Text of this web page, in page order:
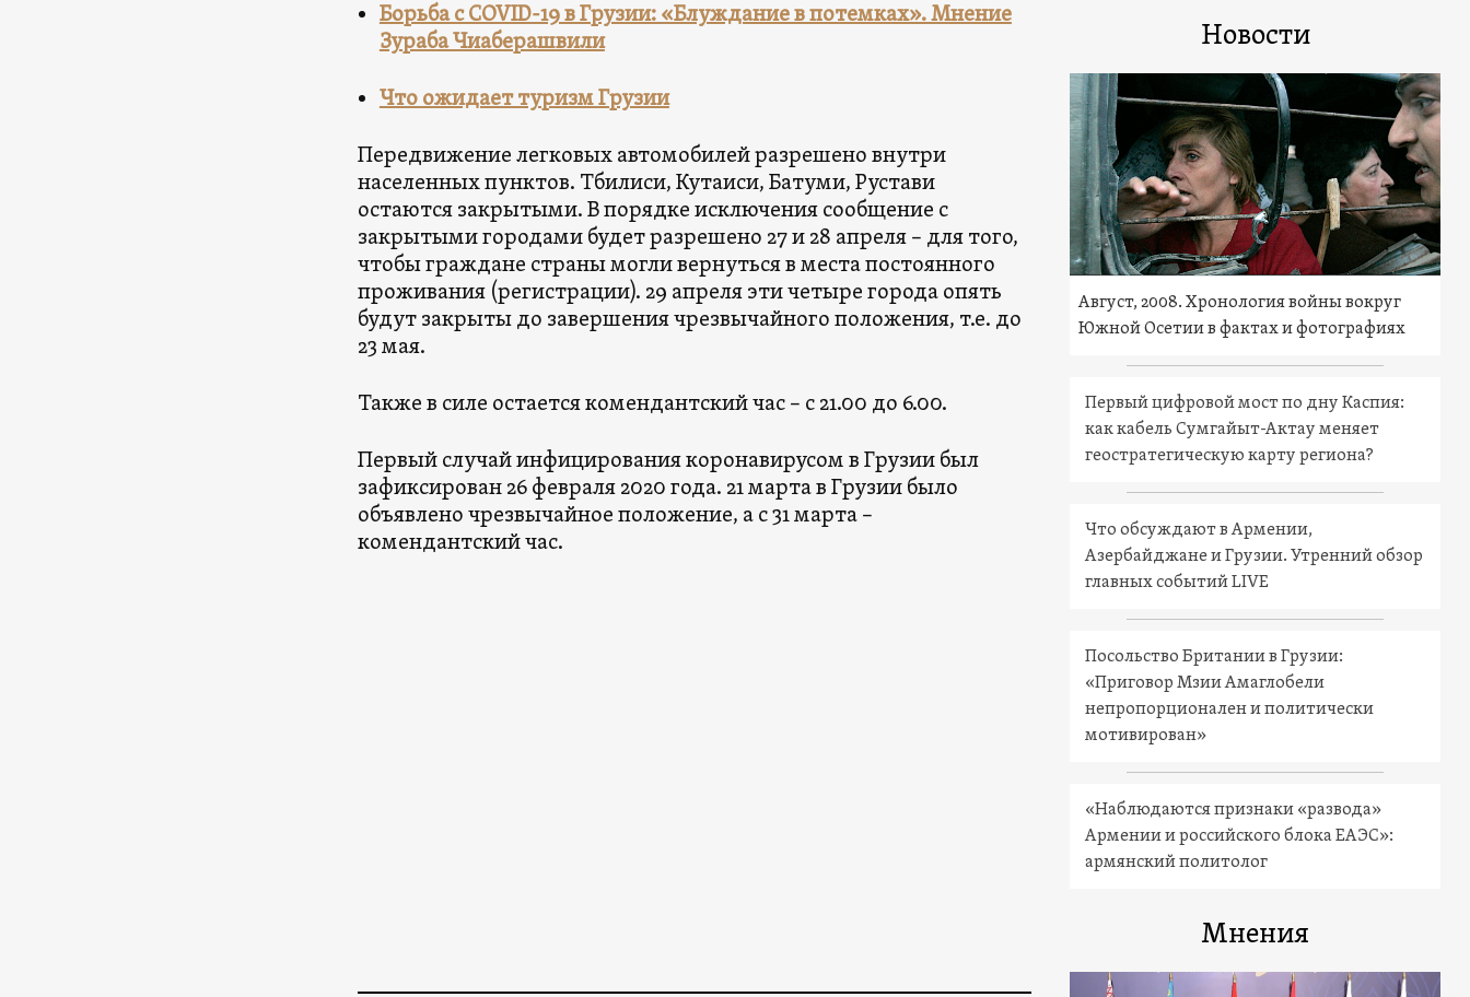
Борьба с COVID-19 в Грузии: «Блуждание в потемках». Мнение
Зураба Чиаберашвили
Что ожидает туризм Грузии
Передвижение легковых автомобилей разрешено внутри
населенных пунктов. Тбилиси, Кутаиси, Батуми, Рустави
остаются закрытыми. В порядке исключения сообщение с
закрытыми городами будет разрешено 27 и 28 апреля – для того,
чтобы граждане страны могли вернуться в места постоянного
проживания (регистрации). 29 апреля эти четыре города опять
будут закрыты до завершения чрезвычайного положения, т.е. до
23 мая.
Также в силе остается комендантский час – с 21.00 до 6.00.
Первый случай инфицирования коронавирусом в Грузии был
зафиксирован 26 февраля 2020 года. 21 марта в Грузии было
объявлено чрезвычайное положение, а с 31 марта –
комендантский час.
Новости
Август, 2008. Хронология войны вокруг
Южной Осетии в фактах и фотографиях
Первый цифровой мост по дну Каспия:
как кабель Сумгайыт-Актау меняет
геостратегическую карту региона?
Что обсуждают в Армении,
Азербайджане и Грузии. Утренний обзор
главных событий LIVE
Посольство Британии в Грузии:
«Приговор Мзии Амаглобели
непропорционален и политически
мотивирован»
«Наблюдаются признаки «развода»
Армении и российского блока ЕАЭС»:
армянский политолог
Мнения